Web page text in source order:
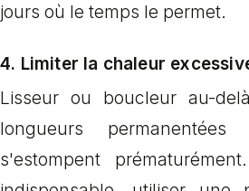
jours où le temps le permet.
4. Limiter la chaleur
Lisseur ou boucleur au-
longueurs
s'estompent